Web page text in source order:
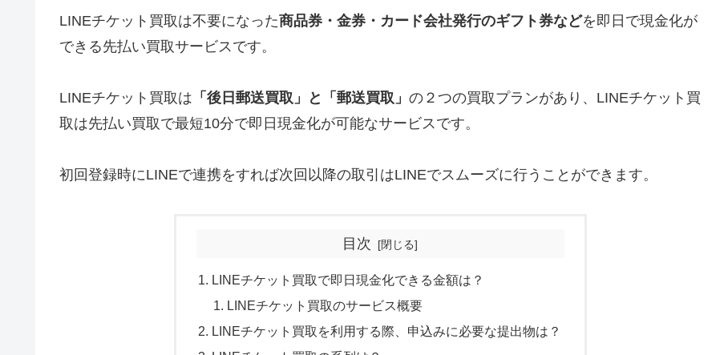
LINEチケット買取は不要になった商品券・金券・カード会社発行のギフト券などを即日で現金化が
できる先払い買取サービスです。
LINEチケット買取は 「 後日郵送買取 」と「郵送買取」 の２つの買取プランがあり、LINEチケット買
取は先払い買取で最短10分で即日現金化が可能なサービスです。
初回登録時にLINEで連携をすれば次回以降の取引はLINEでスムーズに行うことができます。
目次
LINEチケット買取で即日現金化できる金額は？
LINEチケット買取のサービス概要
LINEチケット買取を利用する際、申込みに必要な提出物は？